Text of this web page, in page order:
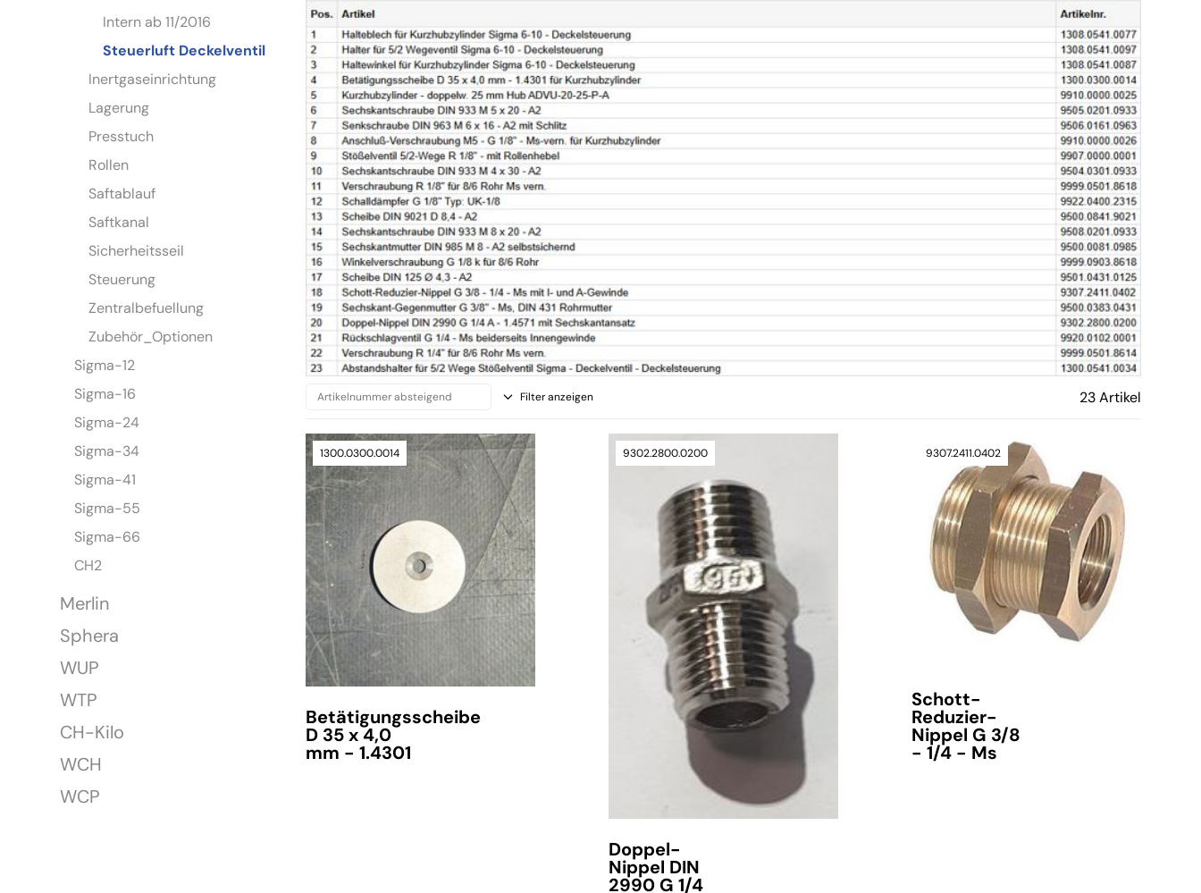
Intern ab 11/2016
Steuerluft Deckelventil
Inertgaseinrichtung
Lagerung
Presstuch
Rollen
Saftablauf
Saftkanal
Sicherheitsseil
Steuerung
Zentralbefuellung
Zubehör_Optionen
Sigma-12
Sigma-16
Sigma-24
Sigma-34
Sigma-41
Sigma-55
Sigma-66
CH2
Merlin
Sphera
WUP
WTP
CH-Kilo
WCH
WCP
Filter anzeigen 23 Artikel
1300.0300.0014
Betätigungsscheibe
D 35 x 4,0
mm - 1.4301
9302.2800.0200
Doppel-
Nippel DIN
2990 G 1/4
9307.2411.0402
Schott-
Reduzier-
Nippel G 3/8
- 1/4 - Ms